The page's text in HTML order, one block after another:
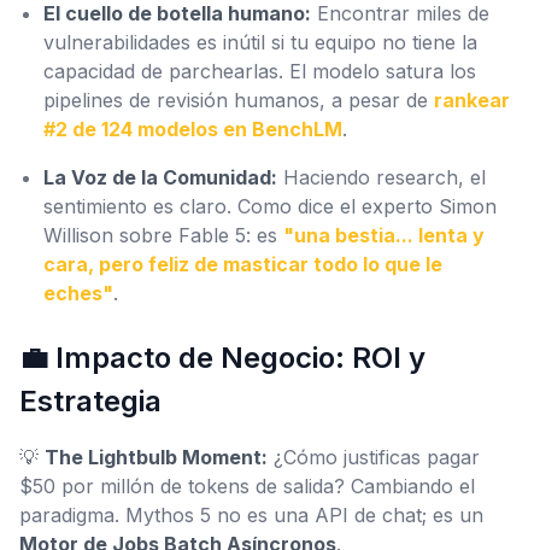
El cuello de botella humano: Encontrar miles de
vulnerabilidades es inútil si tu equipo no tiene la
capacidad de parchearlas. El modelo satura los
pipelines de revisión humanos, a pesar de rankear
#2 de 124 modelos en BenchLM.
La Voz de la Comunidad: Haciendo research, el
sentimiento es claro. Como dice el experto Simon
Willison sobre Fable 5: es "una bestia... lenta y
cara, pero feliz de masticar todo lo que le
eches".
💼 Impacto de Negocio: ROI y
Estrategia
💡 The Lightbulb Moment: ¿Cómo justificas pagar
$50 por millón de tokens de salida? Cambiando el
paradigma. Mythos 5 no es una API de chat; es un
Motor de Jobs Batch Asíncronos.